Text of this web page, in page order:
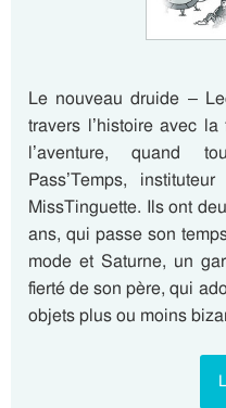
Le nouveau druide –
travers l’histoire avec
l’aventure, quand
Pass’Temps,
MissTinguette. Ils ont
ans, qui passe son
mode et Saturne, un
fierté de son père, qui
objets plus ou moins